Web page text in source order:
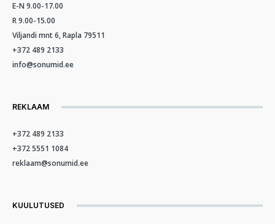
E-N 9.00-17.00
R 9.00-15.00
Viljandi mnt 6, Rapla 79511
+372 489 2133
info@sonumid.ee
REKLAAM
+372 489 2133
+372 5551 1084
reklaam@sonumid.ee
KUULUTUSED